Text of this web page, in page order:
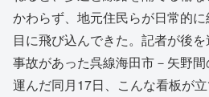
かわらず、地元住民らが日常的
目に飛び込んできた。記者が後
事故があった呉線海田市－矢野
運んだ同月17日、こんな看板が立